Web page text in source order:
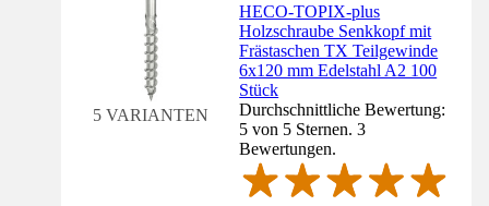
5 VARIANTEN
HECO-TOPIX-plus
Holzschraube Senkkopf mit
Frästaschen TX Teilgewinde
6x120 mm Edelstahl A2 100
Stück
Durchschnittliche Bewertung:
5 von 5 Sternen. 3
Bewertungen.